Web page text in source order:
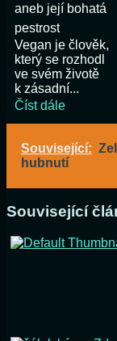
aneb její bohatá
pestrost
Vegan je člověk,
který se rozhodl
ve svém životě
k zásadní...
Číst dále
Související:
hubnutí
Související